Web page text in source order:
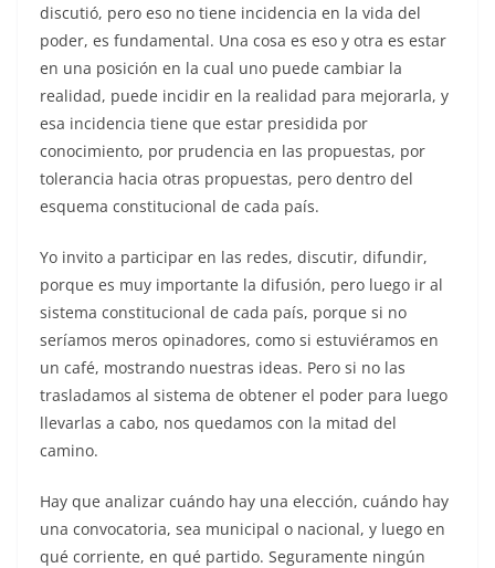
discutió, pero eso no tiene incidencia en la vida del
poder, es fundamental. Una cosa es eso y otra es estar
en una posición en la cual uno puede cambiar la
realidad, puede incidir en la realidad para mejorarla, y
esa incidencia tiene que estar presidida por
conocimiento, por prudencia en las propuestas, por
tolerancia hacia otras propuestas, pero dentro del
esquema constitucional de cada país.
Yo invito a participar en las redes, discutir, difundir,
porque es muy importante la difusión, pero luego ir al
sistema constitucional de cada país, porque si no
seríamos meros opinadores, como si estuviéramos en
un café, mostrando nuestras ideas. Pero si no las
trasladamos al sistema de obtener el poder para luego
llevarlas a cabo, nos quedamos con la mitad del
camino.
Hay que analizar cuándo hay una elección, cuándo hay
una convocatoria, sea municipal o nacional, y luego en
qué corriente, en qué partido. Seguramente ningún